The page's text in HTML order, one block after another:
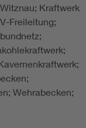
Kraftwerk
Freileitung;
Wehrabecken;